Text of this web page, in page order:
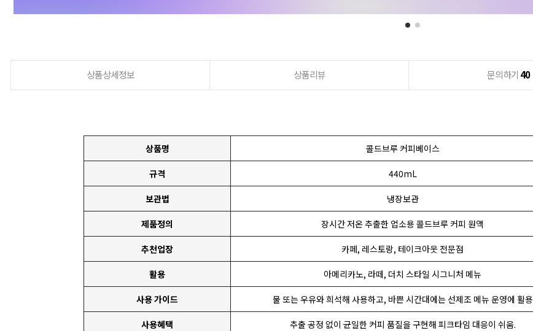
상품상세정보 상품리뷰 문의하기 40
상품명 콜드브루 커피베이스
규격 440mL
보관법 냉장보관
제품정의 장시간 저온 추출한 업소용 콜드브루 커피 원액
추천업장 카페, 레스토랑, 테이크아웃 전문점
활용 아메리카노, 라떼, 더치 스타일 시그니처 메뉴
사용 가이드 물 또는 우유와 희석해 사용하고, 바쁜 시간대에는 선제조 메뉴 운영에 활용
사용혜택 추출 공정 없이 균일한 커피 품질을 구현해 피크타임 대응이 쉬움.